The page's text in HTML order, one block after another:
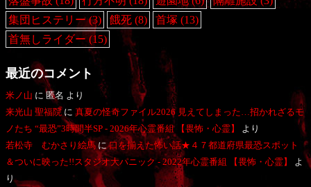
集団ヒステリー(3) 餓死 (8) 首塚 (13)
首無しライダー(15)
最近のコメント
米ノ山 に匿名 より
来光山 聖福院に 真夏の怪奇ファイル2026 見えてしまった…招かれざるモ
ノたち “最恐”3時間半SP - 2026年心霊番組 【畏怖・心霊】
より
若松寺 むかさり絵馬 に口を揃えた怖い話★４７都道府県最恐スポット
＆ついに映った!!スタジオ大パニック - 2022年心霊番組 【畏怖・心霊】
よ
り